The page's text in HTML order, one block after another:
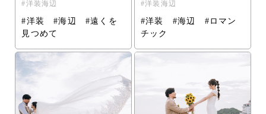
洋装海辺
#洋装 #海辺 #遠くを
見つめて
洋装海辺
#洋装 #海辺 #ロマン
チック